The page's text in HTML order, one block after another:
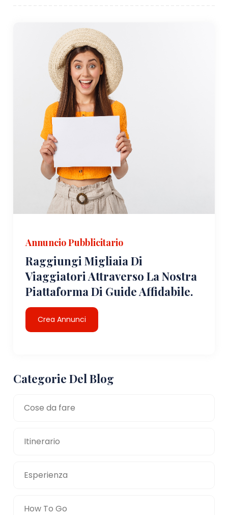
Annuncio Pubblicitario
Raggiungi Migliaia Di
Viaggiatori Attraverso La Nostra
Piattaforma Di Guide Affidabile.
Crea Annunci
Categorie Del Blog
Cose da fare
Itinerario
Esperienza
How To Go